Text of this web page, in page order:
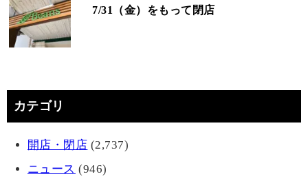
7/31（金）をもって閉店
カテゴリ
開店・閉店 (2,737)
ニュース (946)